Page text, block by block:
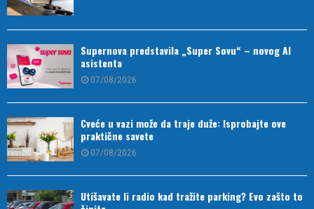
Supernova predstavila „Super Sovu“ – novog AI
asistenta
07/08/2026
Cveće u vazi može da traje duže: Isprobajte ove
praktične savete
07/08/2026
Utišavate li radio kad tražite parking? Evo zašto to